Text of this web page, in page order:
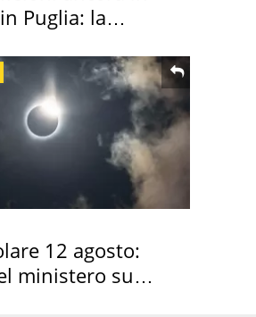
Puglia: la
12 agosto:
ministero su